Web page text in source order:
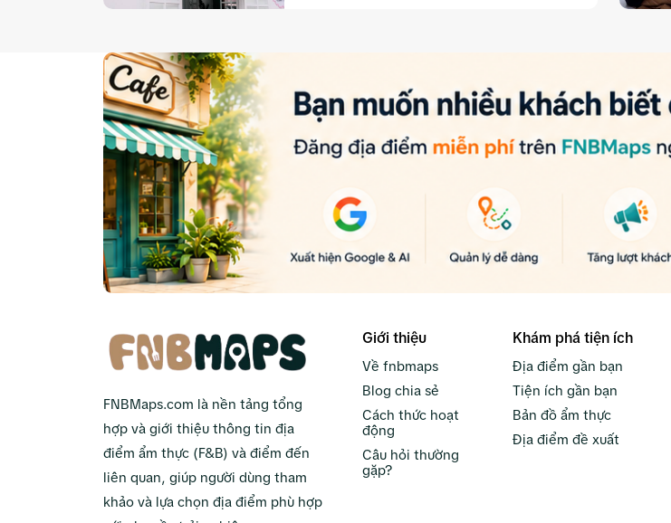
FNBMaps.com là nền tảng tổng
hợp và giới thiệu thông tin địa
điểm ẩm thực (F&B) và điểm đến
liên quan, giúp người dùng tham
khảo và lựa chọn địa điểm phù hợp
Giới thiệu
Về fnbmaps
Blog chia sẻ
Cách thức hoạt
động
Câu hỏi thường
gặp?
Khám phá tiện ích
Địa điểm gần bạn
Tiện ích gần bạn
Bản đồ ẩm thực
Địa điểm đề xuất